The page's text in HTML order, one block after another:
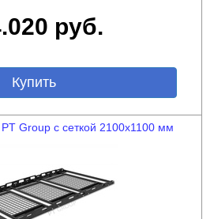
руб.
Group с сеткой 2100х1100 мм